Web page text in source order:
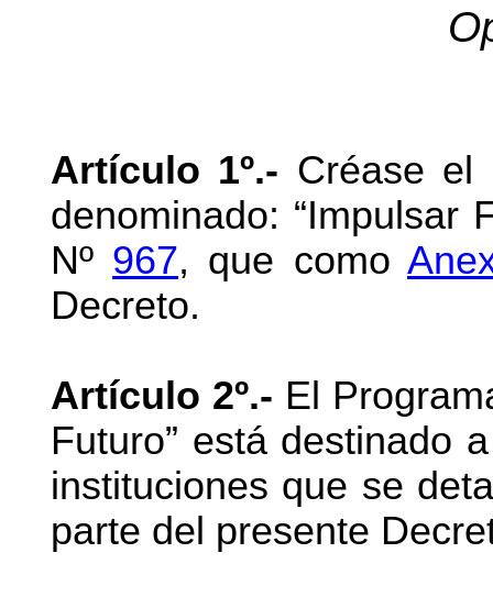
Artículo 1º.- Créase el
denominado: “Impulsar
Nº 967, que como
Decreto.
Artículo 2º.- El
Futuro” está destinado
instituciones que se
parte del presente